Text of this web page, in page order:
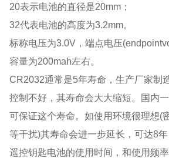
20表示电池的直径是20mm；
32代表电池的高度为3.2mm。
标称电压为3.0V，端点电压
容量为200mah左右。
CR2032通常是5年寿命，生产厂家制
控制不好，其寿命会大大缩短。国内
可保证这个寿命。如使用环境很理想(
等干扰)其寿命会进一步延长，可达8
遥控钥匙电池的使用时间，和使用频